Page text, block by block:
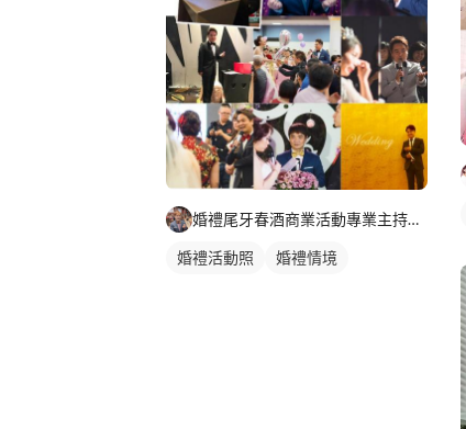
婚禮尾牙春酒商業活動專業主持人 史蒂芬
婚禮活動照 婚禮情境